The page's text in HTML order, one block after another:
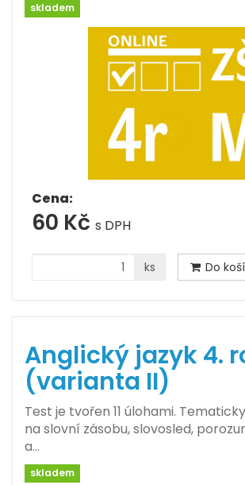
skladem
Cena:
60 Kč s DPH
ks Do
Anglický jazyk 4.
(varianta II)
Test je tvořen 11 úlohami.
na slovní zásobu, slovosled,
a…
skladem